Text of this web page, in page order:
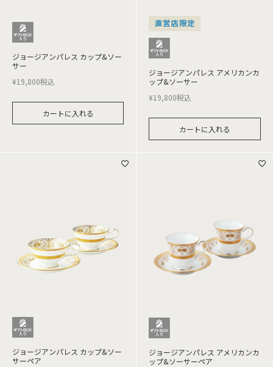
ジョージアンパレス カップ&ソー
サー
¥19,800税込
カートに入れる
直営店限定
ジョージアンパレス アメリカンカ
ップ&ソーサー
¥19,800税込
カートに入れる
ジョージアンパレス カップ&ソー
サーペア
ジョージアンパレス アメリカンカ
ップ&ソーサーペア